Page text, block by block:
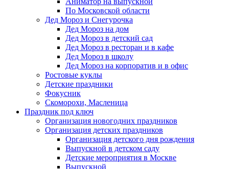
По Московской области
Дед Мороз и Снегурочка
Дед Мороз на дом
Дед Мороз в детский сад
Дед Мороз в ресторан и в кафе
Дед Мороз в школу
Дед Мороз на корпоратив и в офис
Ростовые куклы
Детские праздники
Фокусник
Скоморохи, Масленица
Праздник под ключ
Организация новогодних праздников
Организация детских праздников
Организация детского дня рождения
Выпускной в детском саду
Детские мероприятия в Москве
Выпускной